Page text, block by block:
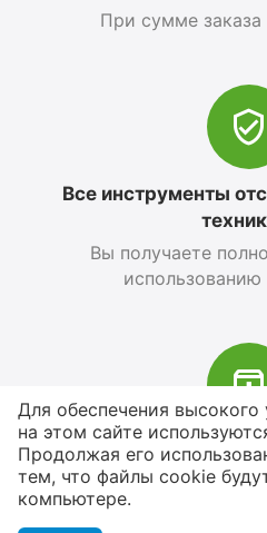
При сумме заказа
Все инструменты
Вы получаете
использованию
В наличии более
От расходников
Для обеспечения
на этом сайте
Продолжая его
тем, что файлы cookie
компьютере.